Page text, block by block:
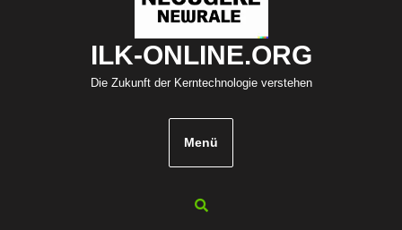
ILK-ONLINE.ORG
Die Zukunft der Kerntechnologie verstehen
Menü